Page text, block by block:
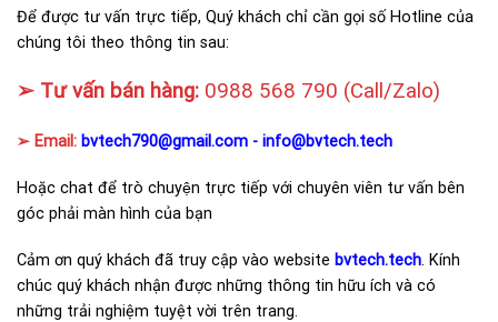
Để được tư vấn trực tiếp, Quý khách chỉ cần gọi số Hotline của
chúng tôi theo thông tin sau:
➢ Tư vấn bán hàng: 0988 568 790 (Call/Zalo)
➢ Email: bvtech790@gmail.com - info@bvtech.tech
Hoặc chat để trò chuyện trực tiếp với chuyên viên tư vấn bên
góc phải màn hình của bạn
Cảm ơn quý khách đã truy cập vào website bvtech.tech. Kính
chúc quý khách nhận được những thông tin hữu ích và có
những trải nghiệm tuyệt vời trên trang.